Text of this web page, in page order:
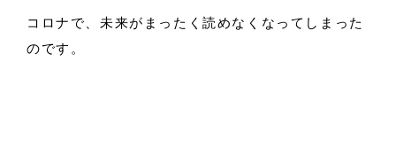
コロナで、未来がまったく読めなくなってしまった
のです。